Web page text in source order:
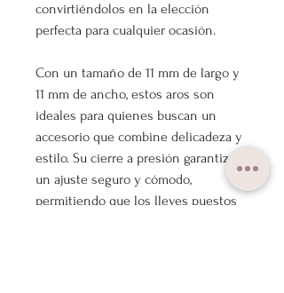
convirtiéndolos en la elección
perfecta para cualquier ocasión.
Con un tamaño de 11 mm de largo y
11 mm de ancho, estos aros son
ideales para quienes buscan un
accesorio que combine delicadeza y
estilo. Su cierre a presión garantiza
un ajuste seguro y cómodo,
permitiendo que los lleves puestos